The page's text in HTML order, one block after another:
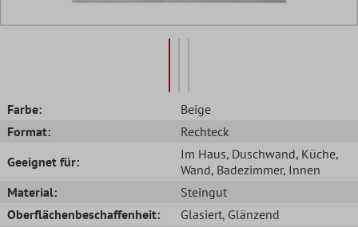
Farbe:
Beige
Format:
Rechteck
Geeignet für:
Im Haus, Duschwand, Küche,
Wand, Badezimmer, Innen
Material:
Steingut
Oberflächenbeschaffenheit:
Glasiert, Glänzend